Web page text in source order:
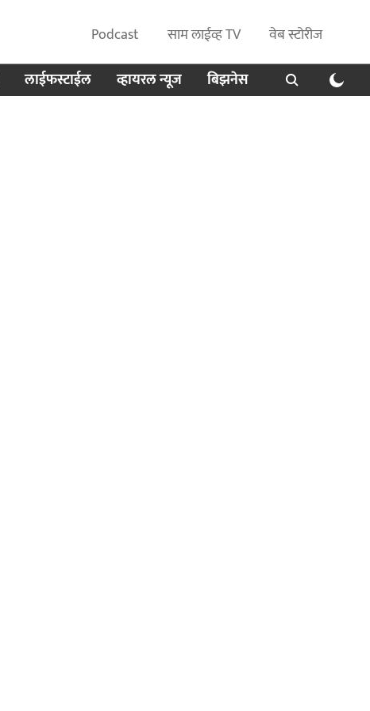
Podcast साम लाईव्ह TV
वेब स्टोरीज
लाईफस्टाईल व्हायरल न्यूज बिझनेस